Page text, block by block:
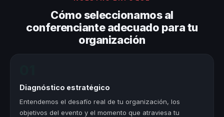
Cómo seleccionamos al
conferenciante adecuado para tu
organización
Diagnóstico estratégico
Entendemos el desafío real de tu organización, los
objetivos del evento y el momento que atraviesa tu